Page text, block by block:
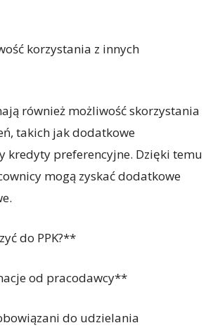
korzystania z innych
również możliwość skorzystania
takich jak dodatkowe
kredyty preferencyjne. Dzięki temu
mogą zyskać dodatkowe
do PPK?**
od pracodawcy**
do udzielania